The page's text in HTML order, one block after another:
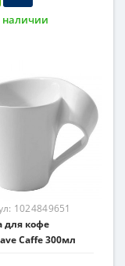
наличии
1024849651
для кофе
Caffe 300мл